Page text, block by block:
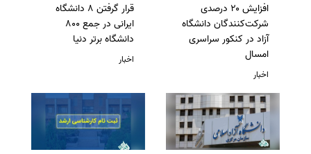
افزایش ۲۰ درصدی
شرکت‌کنندگان دانشگاه
آزاد در کنکور سراسری
امسال
اخبار
قرار گرفتن 8 دانشگاه
ایرانی در جمع 800
دانشگاه برتر دنیا
اخبار